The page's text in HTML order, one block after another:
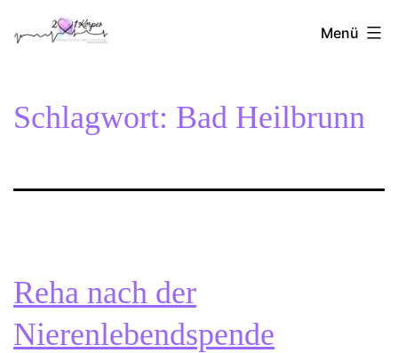
Inhalt2Herzen1Körper Menü
Schlagwort: Bad Heilbrunn
Reha nach der
Nierenlebendspende